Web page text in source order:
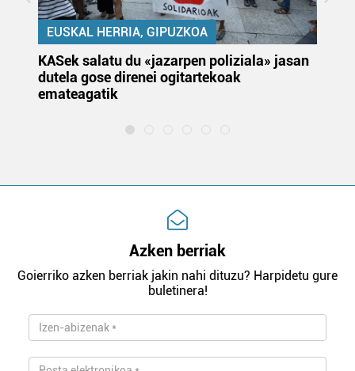
EUSKAL HERRIA, GIPUZKOA
KASek salatu du «jazarpen poliziala» jasan
dutela gose direnei ogitartekoak
emateagatik
Azken berriak
Goierriko azken berriak jakin nahi dituzu? Harpidetu gure
buletinera!